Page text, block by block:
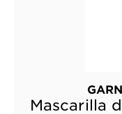
Mascarilla